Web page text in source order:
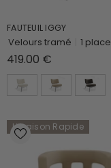
FAUTEUIL IGGY
Velours tramé 1 place
419.00 €
Livraison Rapide